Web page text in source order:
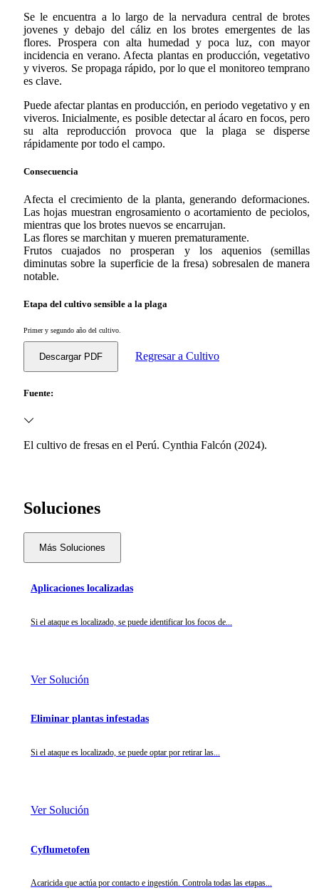
Se le encuentra a lo largo de la nervadura central de brotes
jovenes y debajo del cáliz en los brotes emergentes de las
flores. Prospera con alta humedad y poca luz, con mayor
incidencia en verano. Afecta plantas en producción, vegetativo
y viveros. Se propaga rápido, por lo que el monitoreo temprano
es clave.
Puede afectar plantas en producción, en periodo vegetativo y en
viveros. Inicialmente, es posible detectar al ácaro en focos, pero
su alta reproducción provoca que la plaga se disperse
rápidamente por todo el campo.
Consecuencia
Afecta el crecimiento de la planta, generando deformaciones.
Las hojas muestran engrosamiento o acortamiento de peciolos,
mientras que los brotes nuevos se encarrujan.
Las flores se marchitan y mueren prematuramente.
Frutos cuajados no prosperan y los aquenios (semillas
diminutas sobre la superficie de la fresa) sobresalen de manera
notable.
Etapa del cultivo sensible a la plaga
Primer y segundo año del cultivo.
Descargar PDF Regresar a Cultivo
Fuente:
El cultivo de fresas en el Perú. Cynthia Falcón (2024).
Soluciones
Más Soluciones
Aplicaciones localizadas
Si el ataque es localizado, se puede identificar los focos de...
Ver Solución
Eliminar plantas infestadas
Si el ataque es localizado, se puede optar por retirar las...
Ver Solución
Cyflumetofen
Acaricida que actúa por contacto e ingestión. Controla todas las etapas...